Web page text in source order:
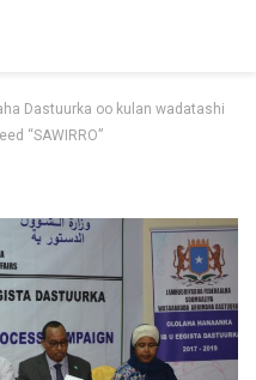
Dastuurka oo kulan wadatashi
“SAWIRRO”